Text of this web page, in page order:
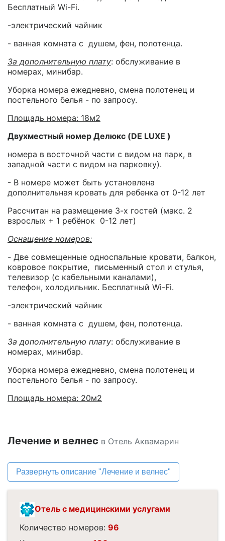
Бесплатный Wi-Fi.
-электрический чайник
- ванная комната с душем, фен, полотенца.
За дополнительную плату: обслуживание в
номерах, минибар.
Уборка номера ежедневно, смена полотенец и
постельного белья - по запросу.
Площадь номера: 18м2
Двухместный номер Делюкс (DE LUXE )
номера в восточной части с видом на парк, в
западной части с видом на парковку).
- В номере может быть установлена
дополнительная кровать для ребенка от 0-12 лет
Рассчитан на размещение 3-х гостей (макс. 2
взрослых + 1 ребёнок 0-12 лет)
Оснащение номеров:
- Две совмещенные односпальные кровати, балкон,
ковровое покрытие, письменный стол и стулья,
телевизор (с кабельными каналами),
телефон, холодильник. Бесплатный Wi-Fi.
-электрический чайник
- ванная комната с душем, фен, полотенца.
За дополнительную плату: обслуживание в
номерах, минибар.
Уборка номера ежедневно, смена полотенец и
постельного белья - по запросу.
Площадь номера: 20м2
Лечение и велнес в Отель Аквамарин
Развернуть описание "Лечение и велнес"
Отель с медицинскими услугами
Количество номеров: 96